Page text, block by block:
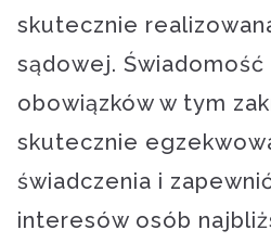
skutecznie
sądowej. Świadomość
obowiązków w tym
skutecznie
świadczenia i
interesów osób